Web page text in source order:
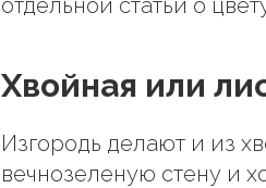
отдельной статьи о
Хвойная или
Изгородь делают и из
вечнозеленую стену и